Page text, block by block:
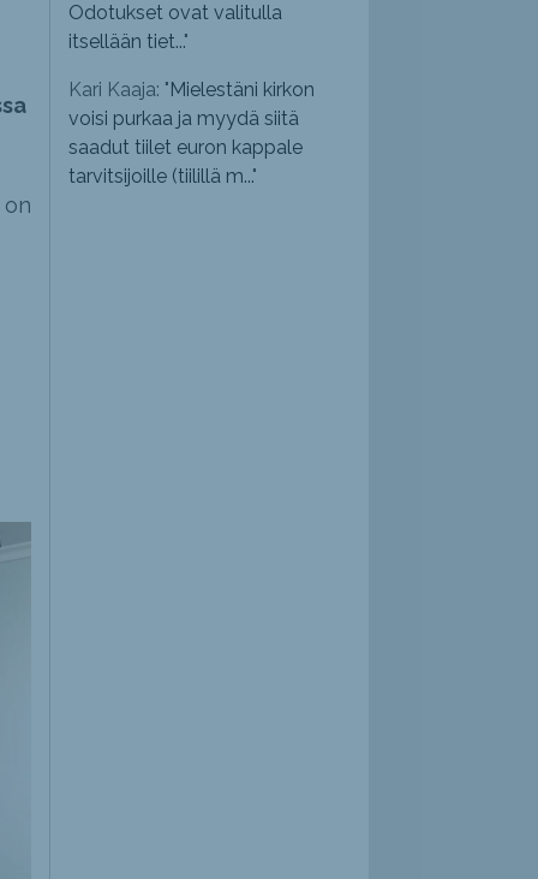
Odotukset ovat valitulla
itsellään tiet..."
Kari Kaaja: " Mielestäni kirkon
voisi purkaa ja myydä siitä
saadut tiilet euron kappale
tarvitsijoille (tiilillä m..."